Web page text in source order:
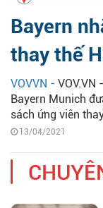
Bayern
thay thế
VOVVN - VOV.VN
Bayern Munich
sách ứng viên
13/04/2021